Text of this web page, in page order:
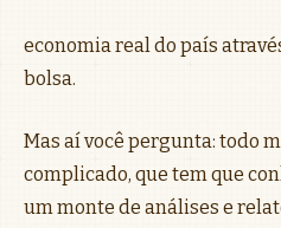
economia real do país
bolsa.
Mas aí você pergunta: todo
complicado, que tem que
um monte de análises e